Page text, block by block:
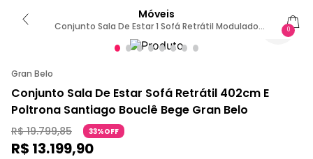
Móveis
Conjunto Sala De Estar 1 Sofá Retrátil Modulado
402cm E 1 Poltrona Santiago Bouclê Bege G89 -
Gran Belo
0
Gran Belo
Conjunto Sala De Estar Sofá Retrátil 402cm E
Poltrona Santiago Bouclê Bege Gran Belo
R$ 19.799,85 33%OFF
R$ 13.199,90